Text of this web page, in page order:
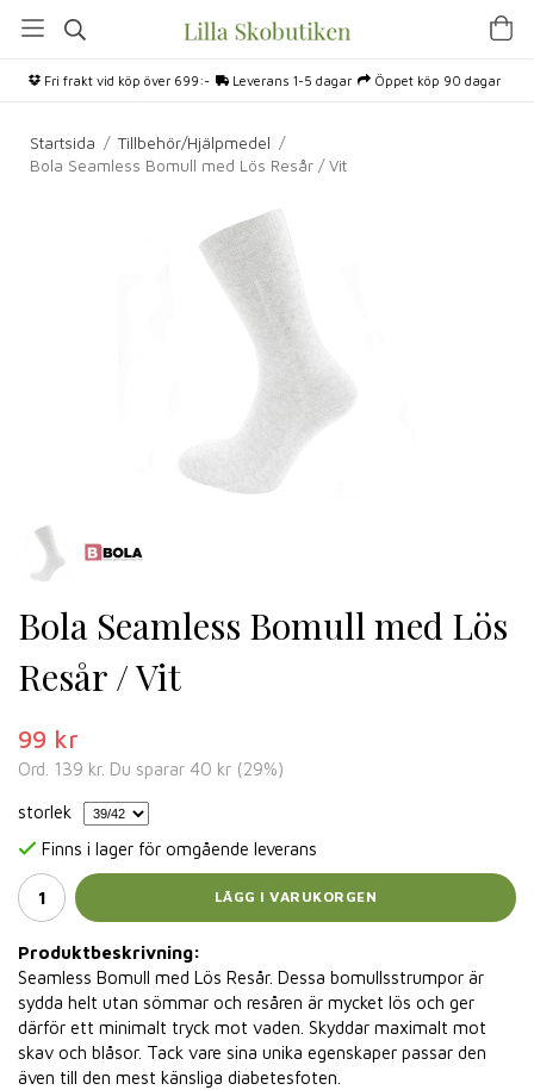
Fri frakt vid köp över 699:- Leverans 1-5 dagar Öppet köp 90 dagar
Startsida / Tillbehör/Hjälpmedel /
Bola Seamless Bomull med Lös Resår / Vit
Bola Seamless Bomull med Lös
Resår / Vit
99 kr
Ord. 139 kr. Du sparar 40 kr (29%)
storlek
Finns i lager för omgående leverans
LÄGG I VARUKORGEN
Produktbeskrivning:
Seamless Bomull med Lös Resår. Dessa bomullsstrumpor är
sydda helt utan sömmar och resåren är mycket lös och ger
därför ett minimalt tryck mot vaden. Skyddar maximalt mot
skav och blåsor. Tack vare sina unika egenskaper passar den
även till den mest känsliga diabetesfoten.